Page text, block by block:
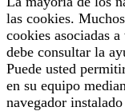
las cookies.
cookies asociadas
debe consultar la
Puede usted
en su equipo
navegador